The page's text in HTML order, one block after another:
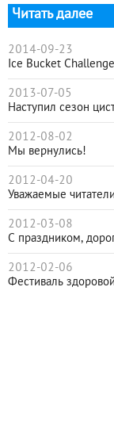
Читать далее
2014-09-23
Ice Bucket
2013-07-05
Наступил сезон
2012-08-02
Мы вернулись!
2012-04-20
Уважаемые
2012-03-08
С праздником,
2012-02-06
Фестиваль